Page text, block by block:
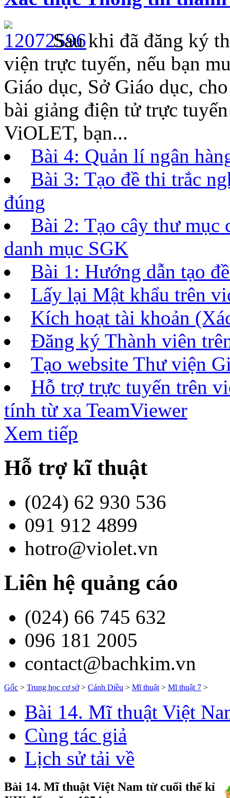
Sau khi đã đăng ký
viện trực tuyến, nếu bạn
Giáo dục, Sở Giáo dục,
bài giảng điện tử trực
ViOLET, bạn...
Bài 4: Quản lí ngân
Bài 3: Tạo đề thi trắc
đúng
Bài 2: Tạo cây thư mục
danh mục SGK
Bài 1: Hướng dẫn tạo
Lấy lại Mật khẩu trên
Kích hoạt tài khoản
Đăng ký Thành viên
Tạo website Thư viện
Hỗ trợ trực tuyến trên
tính từ xa TeamViewer
Xem tiếp
Hỗ trợ kĩ thuật
(024) 62 930 536
091 912 4899
hotro@violet.vn
Liên hệ quảng cáo
(024) 66 745 632
096 181 2005
contact@bachkim.vn
Gốc > Trung học cơ sở> Cánh Diều > Mĩ thuật > Mĩ thuật 7 >
Bài 14. Mĩ thuật Việt
Cùng tác giả
Lịch sử tải về
Bài 14. Mĩ thuật Việt Nam từ cuối thế kỉ